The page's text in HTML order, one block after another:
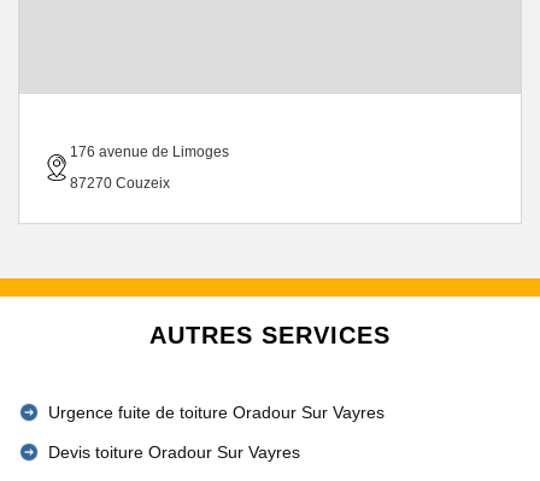
176 avenue de Limoges
87270 Couzeix
AUTRES SERVICES
Urgence fuite de toiture Oradour Sur Vayres
Devis toiture Oradour Sur Vayres